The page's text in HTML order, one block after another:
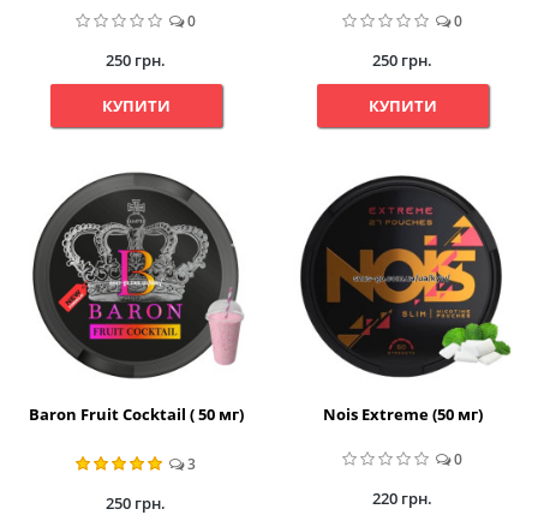
0
250 грн.
КУПИТИ
0
250 грн.
КУПИТИ
Baron Fruit Cocktail ( 50 мг)
3
250 грн.
Nois Extreme (50 мг)
0
220 грн.